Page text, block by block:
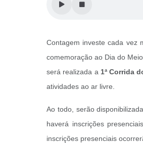
Contagem investe cada vez
comemoração ao Dia do
será realizada a 1ª Corrida
atividades ao ar livre.
Ao todo, serão
haverá inscrições
inscrições presenciais